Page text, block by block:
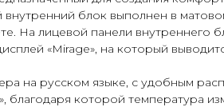
внутренний блок выполнен в
На лицевой панели внутреннего
«Mirage», на который
на русском языке, с удобным
благодаря которой температура